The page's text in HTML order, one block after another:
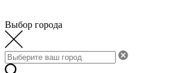
Выбор города